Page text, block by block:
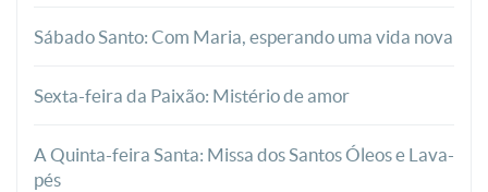
Sábado Santo: Com Maria, esperando uma vida nova
Sexta-feira da Paixão: Mistério de amor
A Quinta-feira Santa: Missa dos Santos Óleos e Lava-
pés